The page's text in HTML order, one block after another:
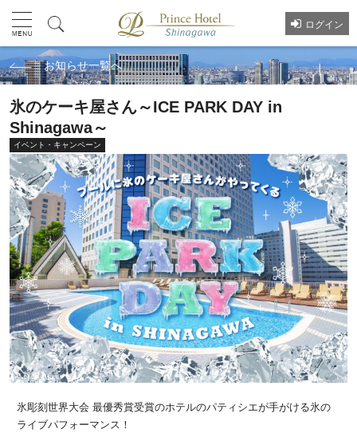
ログイン
お知らせ一覧へ
氷のケーキ屋さん～ICE PARK DAY in
Shinagawa～
イベント・キャンペーン
氷彫刻世界大会 最優秀賞受賞のホテルのパティシエが手がける氷の
ライブパフォーマンス！